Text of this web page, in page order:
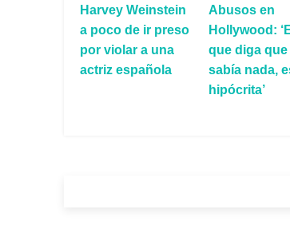
Harvey Weinstein
a poco de ir preso
por violar a una
actriz española
Abusos en
Hollywood:
que diga
sabía nada,
hipócrita’